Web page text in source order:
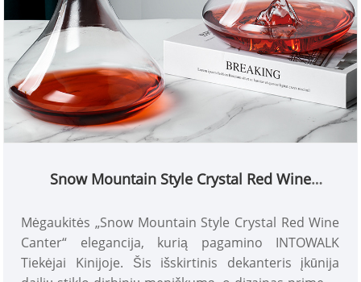
Snow Mountain Style Crystal Red Wine
Mėgaukitės „Snow Mountain Style Crystal Red Wine
Canter“ elegancija, kurią pagamino INTOWALK
Tiekėjai Kinijoje. Šis išskirtinis dekanteris įkūnija